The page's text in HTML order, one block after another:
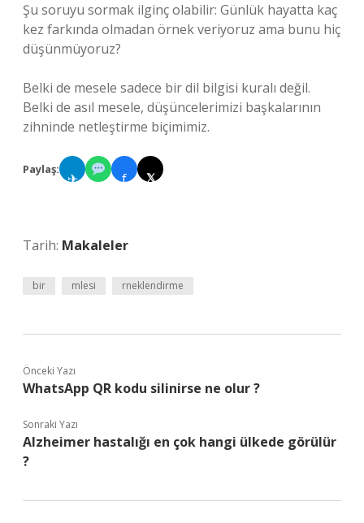
Şu soruyu sormak ilginç olabilir: Günlük hayatta kaç
kez farkında olmadan örnek veriyoruz ama bunu hiç
düşünmüyoruz?
Belki de mesele sadece bir dil bilgisi kuralı değil.
Belki de asıl mesele, düşüncelerimizi başkalarının
zihninde netleştirme biçimimiz.
Paylaş:
✈ f 𝕏
Tarih: Makaleler
bir mlesi rneklendirme
Önceki Yazı
WhatsApp QR kodu silinirse ne olur ?
Sonraki Yazı
Alzheimer hastalığı en çok hangi ülkede görülür
?